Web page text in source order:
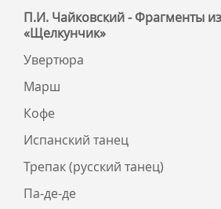
П.И. Чайковский - Фрагменты
«Щелкунчик»
Увертюра
Марш
Кофе
Испанский танец
Трепак (русский танец)
Па-де-де